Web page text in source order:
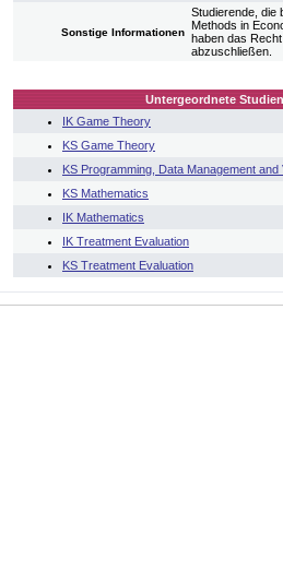
Sonstige Informationen
Studierende, die
Methods in
haben das
abzuschließen.
Untergeordnete
IK Game Theory
KS Game Theory
KS Programming, Data Management and
KS Mathematics
IK Mathematics
IK Treatment Evaluation
KS Treatment Evaluation